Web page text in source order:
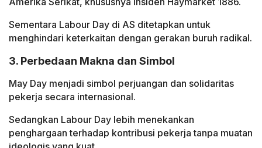
Sementara Labour Day di AS ditetapkan untuk
menghindari keterkaitan dengan gerakan buruh radikal.
3. Perbedaan Makna dan Simbol
May Day menjadi simbol perjuangan dan solidaritas
pekerja secara internasional.
Sedangkan Labour Day lebih menekankan
penghargaan terhadap kontribusi pekerja tanpa muatan